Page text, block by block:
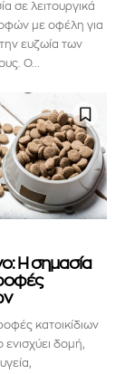
του
τα νέα
της
email σας
σε λειτουργικά
με οφέλη για
ευζωία των
κατοικίδιων τους. Ο...
Η σημασία
κατοικίδιων
δομή,